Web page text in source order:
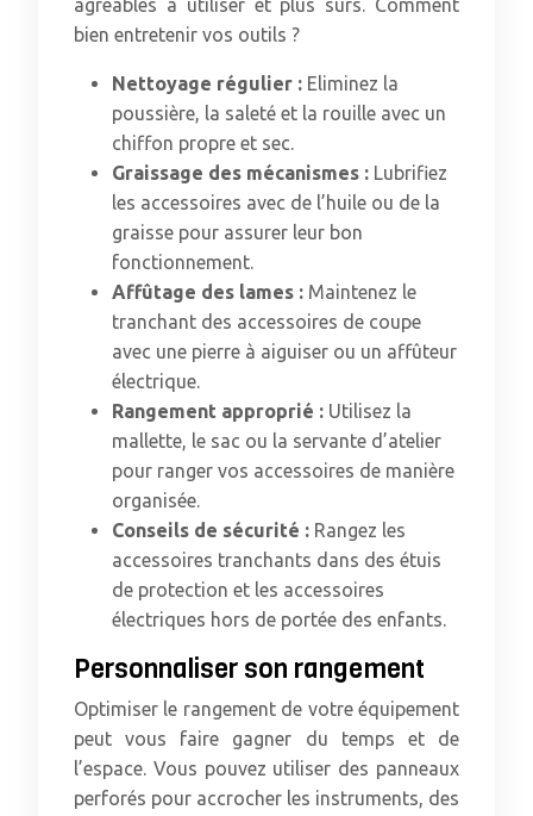
agréables à utiliser et plus sûrs. Comment
bien entretenir vos outils ?
Nettoyage régulier : Eliminez la
poussière, la saleté et la rouille avec un
chiffon propre et sec.
Graissage des mécanismes : Lubrifiez
les accessoires avec de l’huile ou de la
graisse pour assurer leur bon
fonctionnement.
Affûtage des lames : Maintenez le
tranchant des accessoires de coupe
avec une pierre à aiguiser ou un affûteur
électrique.
Rangement approprié : Utilisez la
mallette, le sac ou la servante d’atelier
pour ranger vos accessoires de manière
organisée.
Conseils de sécurité : Rangez les
accessoires tranchants dans des étuis
de protection et les accessoires
électriques hors de portée des enfants.
Personnaliser son rangement
Optimiser le rangement de votre équipement
peut vous faire gagner du temps et de
l’espace. Vous pouvez utiliser des panneaux
perforés pour accrocher les instruments, des